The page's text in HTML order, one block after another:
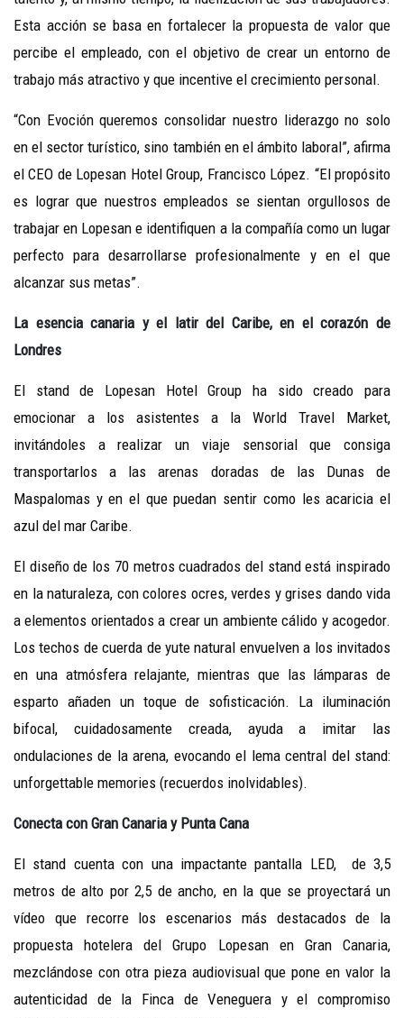
Esta acción se basa en fortalecer la propuesta de valor que
percibe el empleado, con el objetivo de crear un entorno de
trabajo más atractivo y que incentive el crecimiento personal.
“Con Evoción queremos consolidar nuestro liderazgo no solo
en el sector turístico, sino también en el ámbito laboral”, afirma
el CEO de Lopesan Hotel Group, Francisco López. “El propósito
es lograr que nuestros empleados se sientan orgullosos de
trabajar en Lopesan e identifiquen a la compañía como un lugar
perfecto para desarrollarse profesionalmente y en el que
alcanzar sus metas”.
La esencia canaria y el latir del Caribe, en el corazón de
Londres
El stand de Lopesan Hotel Group ha sido creado para
emocionar a los asistentes a la World Travel Market,
invitándoles a realizar un viaje sensorial que consiga
transportarlos a las arenas doradas de las Dunas de
Maspalomas y en el que puedan sentir como les acaricia el
azul del mar Caribe.
El diseño de los 70 metros cuadrados del stand está inspirado
en la naturaleza, con colores ocres, verdes y grises dando vida
a elementos orientados a crear un ambiente cálido y acogedor.
Los techos de cuerda de yute natural envuelven a los invitados
en una atmósfera relajante, mientras que las lámparas de
esparto añaden un toque de sofisticación. La iluminación
bifocal, cuidadosamente creada, ayuda a imitar las
ondulaciones de la arena, evocando el lema central del stand:
unforgettable memories (recuerdos inolvidables).
Conecta con Gran Canaria y Punta Cana
El stand cuenta con una impactante pantalla LED, de 3,5
metros de alto por 2,5 de ancho, en la que se proyectará un
vídeo que recorre los escenarios más destacados de la
propuesta hotelera del Grupo Lopesan en Gran Canaria,
mezclándose con otra pieza audiovisual que pone en valor la
autenticidad de la Finca de Veneguera y el compromiso